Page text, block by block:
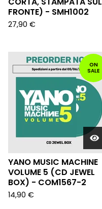
FRONTE) - SMH1002
27,90 €
ON
SALE
YANO MUSIC MACHINE
VOLUME 5 (CD JEWEL
BOX) - COM1567-2
14,90 €